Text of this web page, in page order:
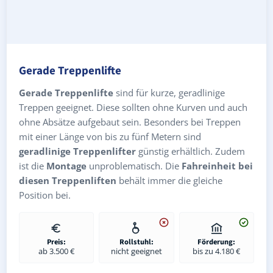
Gerade Treppenlifte
Gerade Treppenlifte sind für kurze, geradlinige
Treppen geeignet. Diese sollten ohne Kurven und auch
ohne Absätze aufgebaut sein. Besonders bei Treppen
mit einer Länge von bis zu fünf Metern sind
geradlinige Treppenlifter günstig erhältlich. Zudem
ist die Montage unproblematisch. Die Fahreinheit bei
diesen Treppenliften behält immer die gleiche
Position bei.
Preis:
ab 3.500 €
Rollstuhl:
nicht geeignet
Förderung:
bis zu 4.180 €